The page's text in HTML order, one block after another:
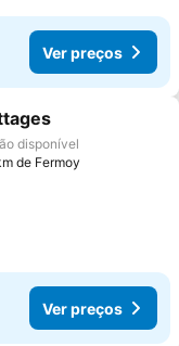
Ver preços
favoritos
disponível
de Fermoy
Ver preços